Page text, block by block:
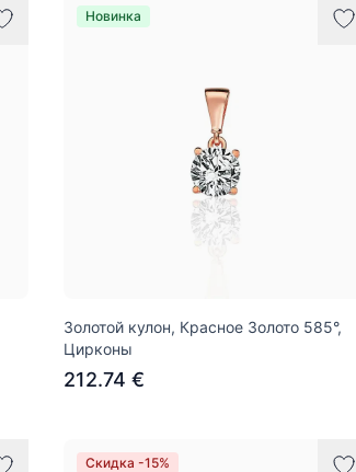
Новинка
Золотой кулон, Красное Золото 585°,
Цирконы
212.74 €
Скидка -15%